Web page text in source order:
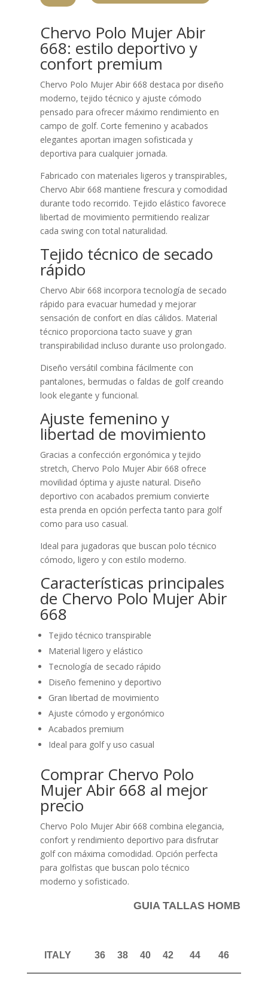
MUJER
668
cantidad
Chervo Polo Mujer Abir
668: estilo deportivo y
confort premium
Chervo Polo Mujer Abir 668 destaca por diseño
moderno, tejido técnico y ajuste cómodo
pensado para ofrecer máximo rendimiento en
campo de golf. Corte femenino y acabados
elegantes aportan imagen sofisticada y
deportiva para cualquier jornada.
Fabricado con materiales ligeros y transpirables,
Chervo Abir 668 mantiene frescura y comodidad
durante todo recorrido. Tejido elástico favorece
libertad de movimiento permitiendo realizar
cada swing con total naturalidad.
Tejido técnico de secado
rápido
Chervo Abir 668 incorpora tecnología de secado
rápido para evacuar humedad y mejorar
sensación de confort en días cálidos. Material
técnico proporciona tacto suave y gran
transpirabilidad incluso durante uso prolongado.
Diseño versátil combina fácilmente con
pantalones, bermudas o faldas de golf creando
look elegante y funcional.
Ajuste femenino y
libertad de movimiento
Gracias a confección ergonómica y tejido
stretch, Chervo Polo Mujer Abir 668 ofrece
movilidad óptima y ajuste natural. Diseño
deportivo con acabados premium convierte
esta prenda en opción perfecta tanto para golf
como para uso casual.
Ideal para jugadoras que buscan polo técnico
cómodo, ligero y con estilo moderno.
Características principales
de Chervo Polo Mujer Abir
668
Tejido técnico transpirable
Material ligero y elástico
Tecnología de secado rápido
Diseño femenino y deportivo
Gran libertad de movimiento
Ajuste cómodo y ergonómico
Acabados premium
Ideal para golf y uso casual
Comprar Chervo Polo
Mujer Abir 668 al mejor
precio
Chervo Polo Mujer Abir 668 combina elegancia,
confort y rendimiento deportivo para disfrutar
golf con máxima comodidad. Opción perfecta
para golfistas que buscan polo técnico
moderno y sofisticado.
GUIA TALLAS HOMBRE
ITALY 36 38 40 42 44 46